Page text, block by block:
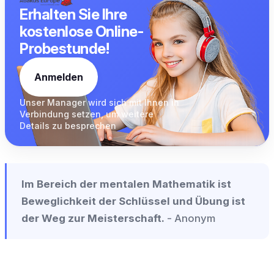
Erhalten Sie Ihre
kostenlose Online-
Probestunde!
Anmelden
Unser Manager wird sichmit Ihnen in
Verbindung setzen, um weitere
Details zu besprechen
Im Bereich der mentalen Mathematik ist
Beweglichkeit der Schlüssel und Übung ist
der Weg zur Meisterschaft. - Anonym